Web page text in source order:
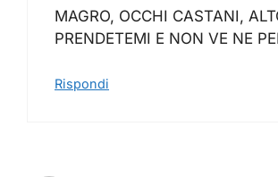
MAGRO, OCCHI CASTANI,
PRENDETEMI E NON VE NE
Rispondi